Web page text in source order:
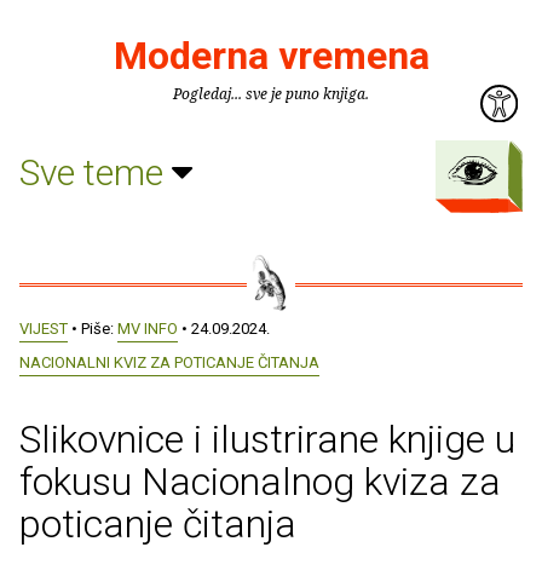
Moderna vremena
Pogledaj... sve je puno knjiga.
Sve teme
VIJEST • Piše: MV INFO • 24.09.2024.
NACIONALNI KVIZ ZA POTICANJE ČITANJA
Slikovnice i ilustrirane knjige u
fokusu Nacionalnog kviza za
poticanje čitanja